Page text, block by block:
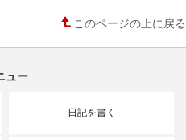
このページの上に戻る
ュー
日記を書く